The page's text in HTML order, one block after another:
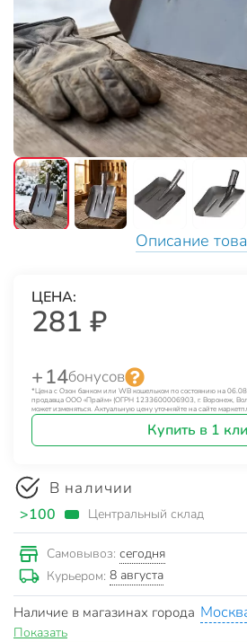
Описание
ЦЕНА:
281 ₽
+ 14бонусов
*Цена с Озон банком или WB кошельком по состоянию на
продавца ООО «Прайм» (ОГРН 1233600006903, г. Воронеж,
может изменяться. Актуальную цену уточняйте на сайте
Купить в 1
В наличии
>100 Центральный склад
Самовывоз: сегодня
Курьером: 8 августа
Наличие в магазинах города
Показать